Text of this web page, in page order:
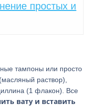
простых и
тампоны или просто
раствор),
(1 флакон). Все
вату и вставить